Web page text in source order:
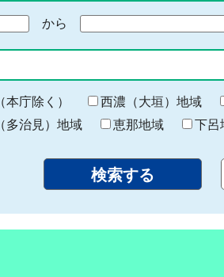
から
終
わ
り
庁除く） 西濃（大垣）地域
多治見）地域 恵那地域 下呂